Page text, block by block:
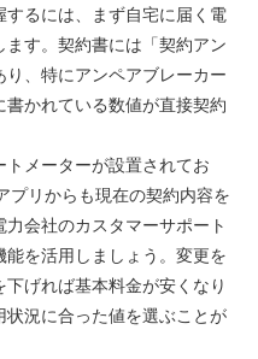
るには、まず自宅に届く電
す。契約書には「契約アン
、特にアンペアブレーカー
かれている数値が直接契約
メーターが設置されてお
プリからも現在の契約内容を
会社のカスタマーサポート
を活用しましょう。変更を
げれば基本料金が安くなり
状況に合った値を選ぶことが